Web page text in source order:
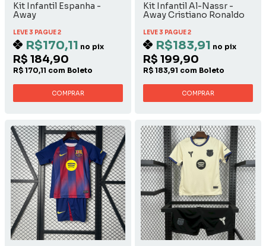
Kit Infantil Espanha -
Away
LEVE 3 PAGUE 2
R$170,11 no pix
R$ 184,90
R$ 170,11 com Boleto
COMPRAR
Kit Infantil Al-Nassr -
Away Cristiano Ronaldo
LEVE 3 PAGUE 2
R$183,91 no pix
R$ 199,90
R$ 183,91 com Boleto
COMPRAR